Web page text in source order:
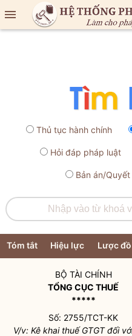

Thủ tục hành chính
Hỏi đáp pháp luật
Bản án/
Tóm tắt Hiệu lực Lược đồ
BỘ TÀI CHÍNH
TỔNG CỤC THUẾ
*****
Số: 2755/TCT-KK
V/v: Kê khai thuế GTGT đối